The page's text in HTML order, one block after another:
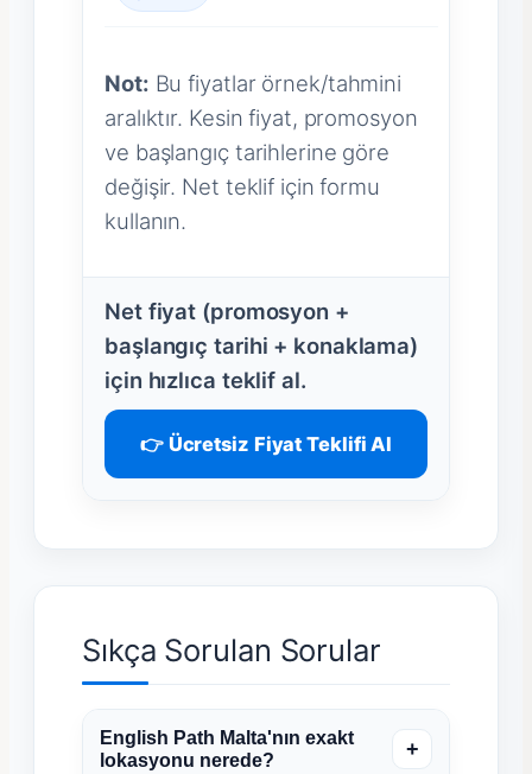
Not: Bu fiyatlar örnek/tahmini
aralıktır. Kesin fiyat, promosyon
ve başlangıç tarihlerine göre
değişir. Net teklif için formu
kullanın.
Net fiyat (promosyon +
başlangıç tarihi + konaklama)
için hızlıca teklif al.
👉 Ücretsiz Fiyat Teklifi Al
Sıkça Sorulan Sorular
English Path Malta'nın exakt
lokasyonu nerede?
+